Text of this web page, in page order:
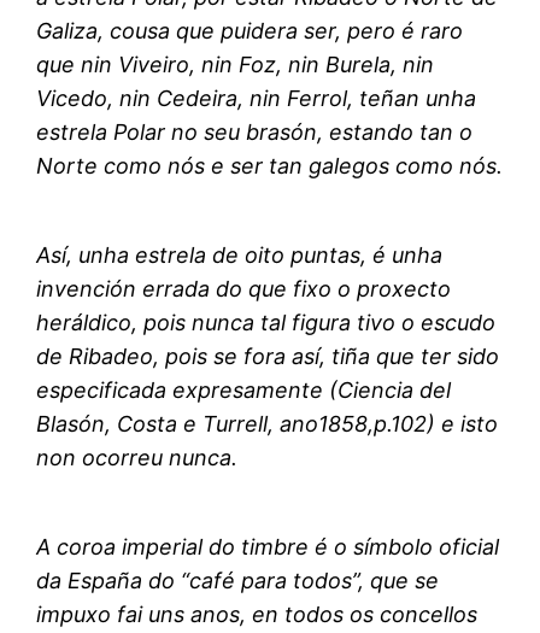
Galiza, cousa que puidera ser, pero é raro
que nin Viveiro, nin Foz, nin Burela, nin
Vicedo, nin Cedeira, nin Ferrol, teñan unha
estrela Polar no seu brasón, estando tan o
Norte como nós e ser tan galegos como nós.
Así, unha estrela de oito puntas, é unha
invención errada do que fixo o proxecto
heráldico, pois nunca tal figura tivo o escudo
de Ribadeo, pois se fora así, tiña que ter sido
especificada expresamente (Ciencia del
Blasón, Costa e Turrell, ano1858,p.102) e isto
non ocorreu nunca.
A coroa imperial do timbre é o símbolo oficial
da España do “café para todos”, que se
impuxo fai uns anos, en todos os concellos